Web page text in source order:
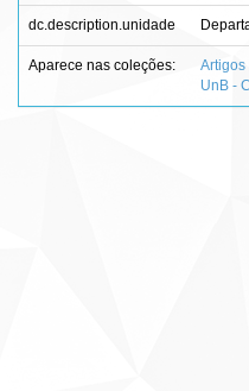
dc.description.unidade
Aparece nas coleções:
UnB -